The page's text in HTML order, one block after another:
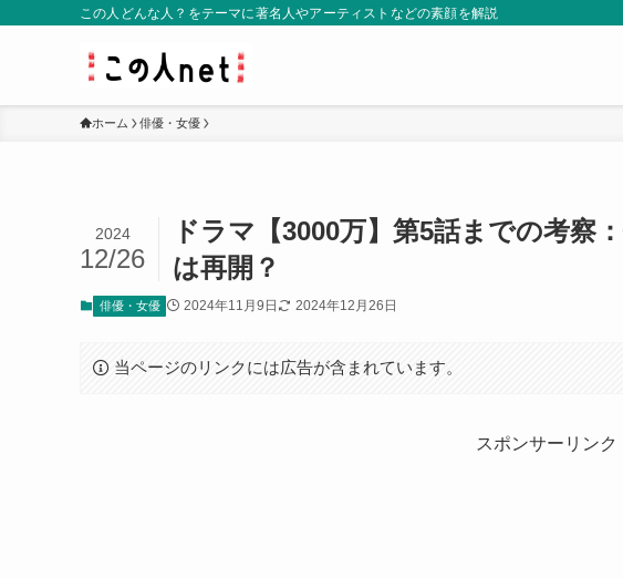
この人どんな人？をテーマに著名人やアーティストなどの素顔を解説
ホーム 俳優・女優
ドラマ【3000万】第5話までの考察
は再開？
2024
12/26
俳優・女優 2024年11月9日 2024年12月26日
当ページのリンクには広告が含まれています。
スポンサーリンク